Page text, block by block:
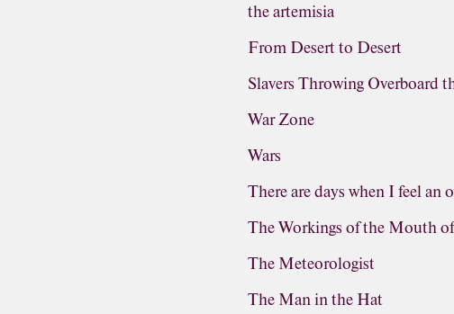
the artemisia
From Desert to Desert
Slavers Throwing Overboard
War Zone
Wars
There are days when I feel
The Workings of the Mouth
The Meteorologist
The Man in the Hat